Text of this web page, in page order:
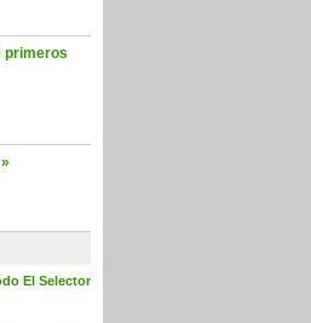
primeros
El Selector